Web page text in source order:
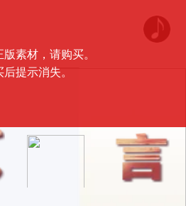
素材，请购买。
后提示消失。